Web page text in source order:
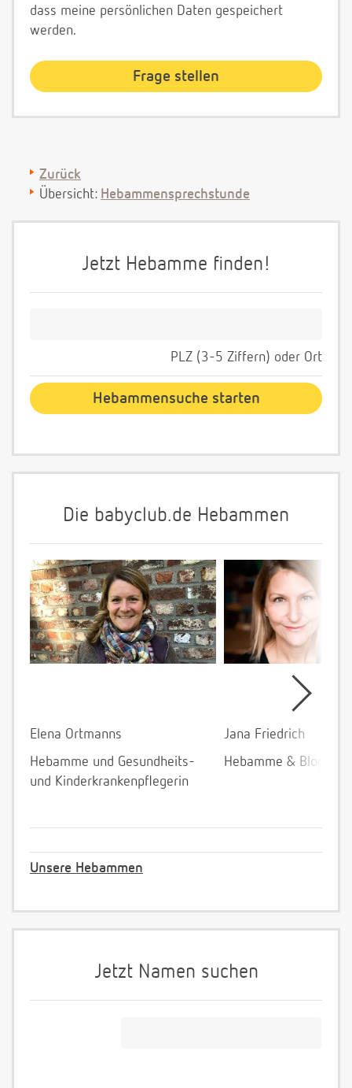
dass meine persönlichen Daten gespeichert
werden.
Zurück
Übersicht: Hebammensprechstunde
Jetzt Hebamme finden!
PLZ (3-5 Ziffern) oder Ort
Die babyclub.de Hebammen
Elena Ortmanns
Hebamme und Gesundheits-
und Kinderkrankenpflegerin
Jana Friedrich
Hebamme &
Unsere Hebammen
Jetzt Namen suchen